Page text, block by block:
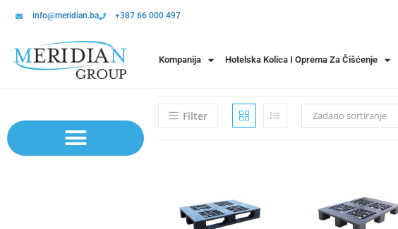
info@meridian.ba +387 66 000 497
Kompanija Hotelska Kolica I Oprema Za Čišćenje
Filter Zadano sortiranje